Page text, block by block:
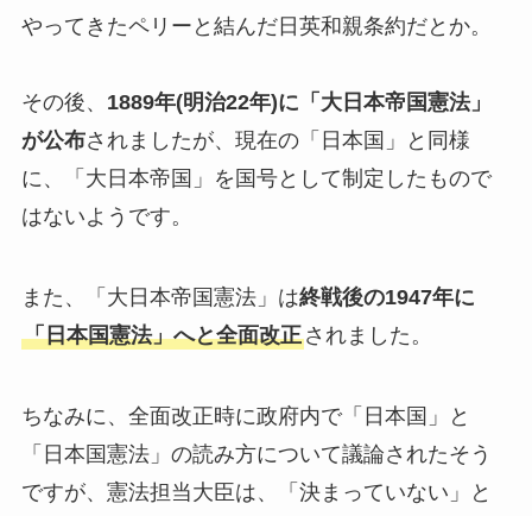
やってきたペリーと結んだ日英和親条約だとか。
その後、 1889年(明治22年)に「大日本帝国憲法」
が公布されましたが、現在の「日本国」と同様
に、「大日本帝国」を国号として制定したもので
はないようです。
また、「大日本帝国憲法」は終戦後の1947年に
「日本国憲法」へと全面改正されました。
ちなみに、全面改正時に政府内で「日本国」と
「日本国憲法」の読み方について議論されたそう
ですが、憲法担当大臣は、「決まっていない」と